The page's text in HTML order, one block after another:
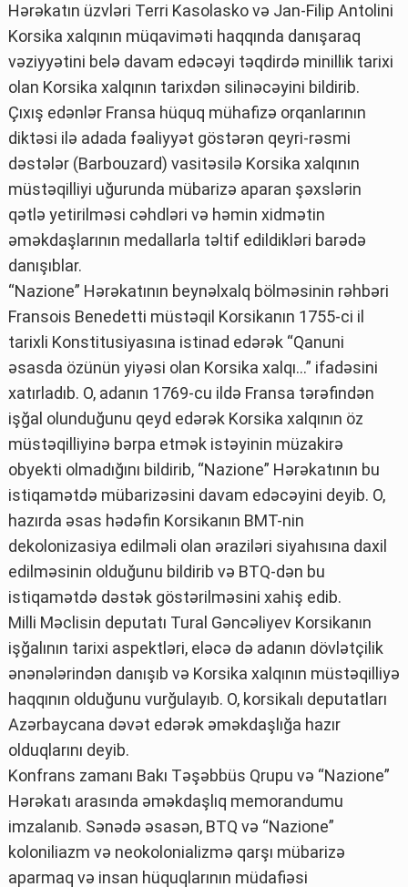
Hərəkatın üzvləri Terri Kasolasko və Jan-Filip Antolini
Korsika xalqının müqaviməti haqqında danışaraq
vəziyyətini belə davam edəcəyi təqdirdə minillik tarixi
olan Korsika xalqının tarixdən silinəcəyini bildirib.
Çıxış edənlər Fransa hüquq mühafizə orqanlarının
diktəsi ilə adada fəaliyyət göstərən qeyri-rəsmi
dəstələr (Barbouzard) vasitəsilə Korsika xalqının
müstəqilliyi uğurunda mübarizə aparan şəxslərin
qətlə yetirilməsi cəhdləri və həmin xidmətin
əməkdaşlarının medallarla təltif edildikləri barədə
danışıblar.
“Nazione” Hərəkatının beynəlxalq bölməsinin rəhbəri
Fransois Benedetti müstəqil Korsikanın 1755-ci il
tarixli Konstitusiyasına istinad edərək “Qanuni
əsasda özünün yiyəsi olan Korsika xalqı…” ifadəsini
xatırladıb. O, adanın 1769-cu ildə Fransa tərəfindən
işğal olunduğunu qeyd edərək Korsika xalqının öz
müstəqilliyinə bərpa etmək istəyinin müzakirə
obyekti olmadığını bildirib, “Nazione” Hərəkatının bu
istiqamətdə mübarizəsini davam edəcəyini deyib. O,
hazırda əsas hədəfin Korsikanın BMT-nin
dekolonizasiya edilməli olan əraziləri siyahısına daxil
edilməsinin olduğunu bildirib və BTQ-dən bu
istiqamətdə dəstək göstərilməsini xahiş edib.
Milli Məclisin deputatı Tural Gəncəliyev Korsikanın
işğalının tarixi aspektləri, eləcə də adanın dövlətçilik
ənənələrindən danışıb və Korsika xalqının müstəqilliyə
haqqının olduğunu vurğulayıb. O, korsikalı deputatları
Azərbaycana dəvət edərək əməkdaşlığa hazır
olduqlarını deyib.
Konfrans zamanı Bakı Təşəbbüs Qrupu və “Nazione”
Hərəkatı arasında əməkdaşlıq memorandumu
imzalanıb. Sənədə əsasən, BTQ və “Nazione”
koloniliazm və neokolonializmə qarşı mübarizə
aparmaq və insan hüquqlarının müdafiəsi